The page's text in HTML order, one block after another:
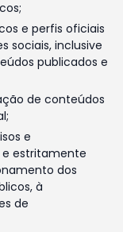
e perfis oficiais
sociais, inclusive
publicados e
de conteúdos
e
e estritamente
dos
à
de